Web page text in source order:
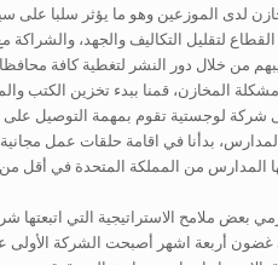
لدى الموزعين وهو ما يؤثر سلبا على
من خلال دور النشر لتغطية كافة
المخازن، قمنا ببدء تخزين الكتب
شركة لوجستية تقوم بمهمة التوصيل
بدأنا في اقامة حلقات عمل
المدارس من المملكة المتحدة في أقل من
بعض ملامح الاستراتيجية التي
غضون أربعة اشهر أصبحت الشركة الأولى